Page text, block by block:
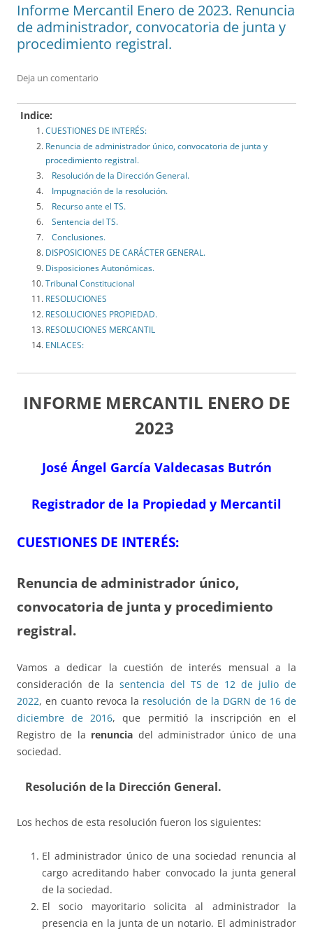
Informe Mercantil Enero de 2023. Renuncia
de administrador, convocatoria de junta y
procedimiento registral.
Deja un comentario
Indice:
CUESTIONES DE INTERÉS:
Renuncia de administrador único, convocatoria de junta y
procedimiento registral.
Resolución de la Dirección General.
Impugnación de la resolución.
Recurso ante el TS.
Sentencia del TS.
Conclusiones.
DISPOSICIONES DE CARÁCTER GENERAL.
Disposiciones Autonómicas.
Tribunal Constitucional
RESOLUCIONES
RESOLUCIONES PROPIEDAD.
RESOLUCIONES MERCANTIL
ENLACES:
INFORME MERCANTIL ENERO DE
2023
José Ángel García Valdecasas Butrón
Registrador de la Propiedad y Mercantil
CUESTIONES DE INTERÉS:
Renuncia de administrador único,
convocatoria de junta y procedimiento
registral.
Vamos a dedicar la cuestión de interés mensual a la
consideración de la sentencia del TS de 12 de julio de
2022, en cuanto revoca la resolución de la DGRN de 16 de
diciembre de 2016, que permitió la inscripción en el
Registro de la renuncia del administrador único de una
sociedad.
Resolución de la Dirección General.
Los hechos de esta resolución fueron los siguientes:
El administrador único de una sociedad renuncia al
cargo acreditando haber convocado la junta general
de la sociedad.
El socio mayoritario solicita al administrador la
presencia en la junta de un notario. El administrador